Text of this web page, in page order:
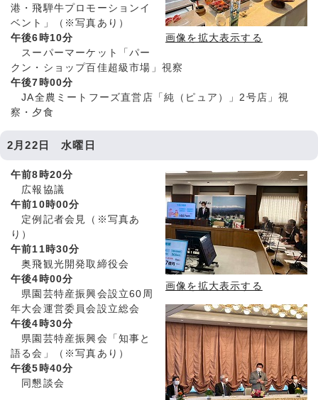
画像を拡大表示する
港・飛騨牛プロモーションイ
ベント」（※写真あり）
午後6時10分
スーパーマーケット「パー
クン・ショップ百佳超級市場」視察
午後7時00分
JA全農ミートフーズ直営店「純（ピュア）」2号店」視
察・夕食
2月22日 水曜日
画像を拡大表示する
午前8時20分
広報協議
午前10時00分
定例記者会見（※写真あ
り）
午前11時30分
奥飛観光開発取締役会
午後4時00分
県園芸特産振興会設立60周
年大会運営委員会設立総会
午後4時30分
県園芸特産振興会「知事と
語る会」（※写真あり）
午後5時40分
同懇談会